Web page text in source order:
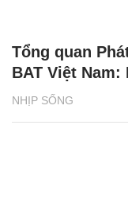
NHỊP SỐNG
Tổng quan
BAT Việt